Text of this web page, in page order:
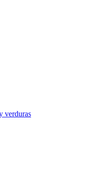
verduras